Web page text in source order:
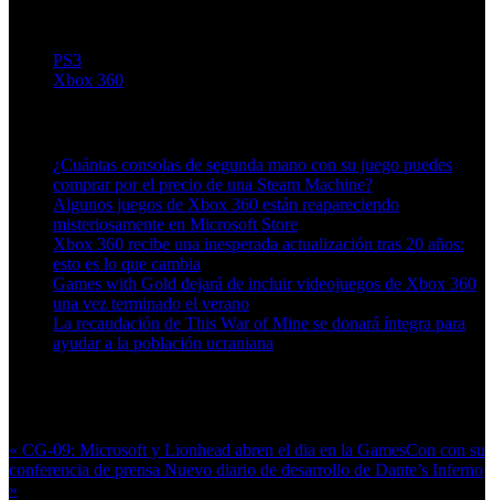
PS3
Xbox 360
¿Cuántas consolas de segunda mano con su juego puedes
comprar por el precio de una Steam Machine?
Algunos juegos de Xbox 360 están reapareciendo
misteriosamente en Microsoft Store
Xbox 360 recibe una inesperada actualización tras 20 años:
esto es lo que cambia
Games with Gold dejará de incluir videojuegos de Xbox 360
una vez terminado el verano
La recaudación de This War of Mine se donará íntegra para
ayudar a la población ucraniana
« CG-09: Microsoft y Lionhead abren el dia en la GamesCon con su
conferencia de prensa Nuevo diario de desarrollo de Dante’s Inferno
»